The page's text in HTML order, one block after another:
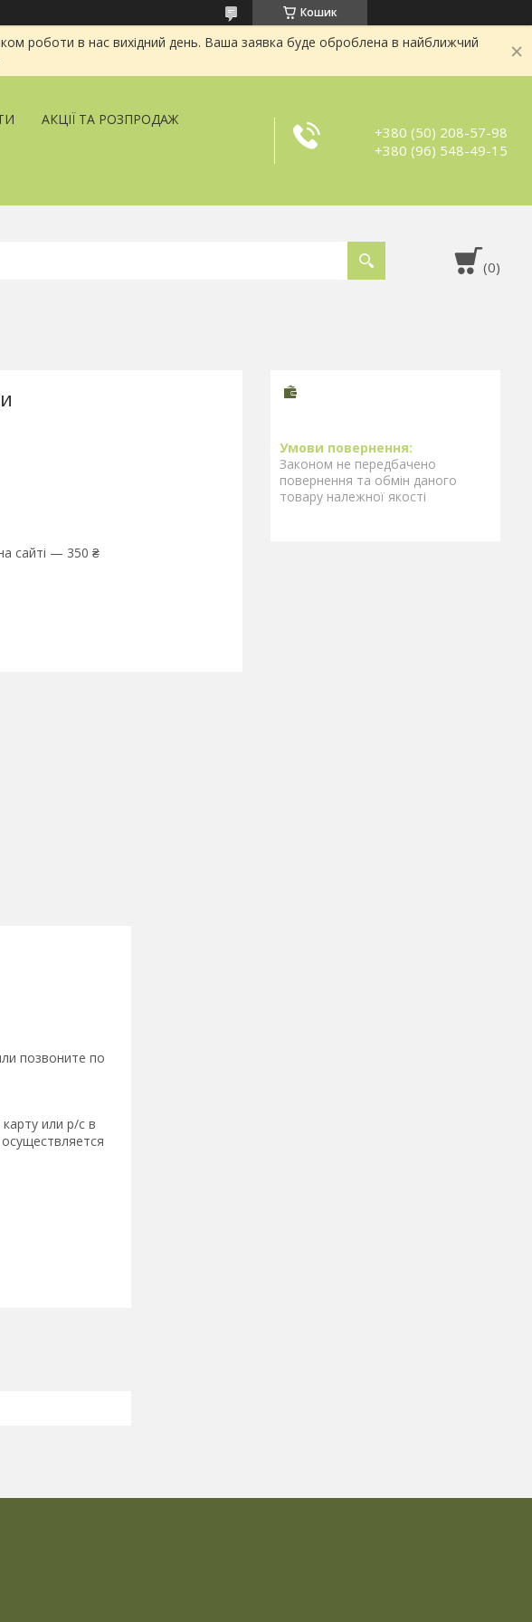
Кошик
роботи в нас вихідний день. Ваша заявка буде оброблена в найближчий
АКЦІЇ ТА РОЗПРОДАЖ
+380 (50) 208-57-98
+380 (96) 548-49-15
сайті — 350 ₴
Законом не передбачено
повернення та обмін даного
товару належної якості
позвоните по
или р/с в